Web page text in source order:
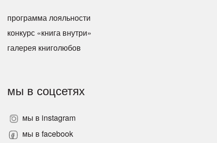
программа лояльности
конкурс «книга внутри»
галерея книголюбов
мы в соцсетях
мы в instagram
мы в facebook